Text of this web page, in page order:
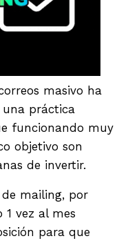
masivo ha
una práctica
funcionando muy
objetivo son
de invertir.
mailing, por
1 vez al mes
para que